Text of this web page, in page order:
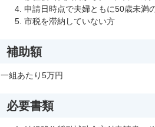
申請日時点で夫婦ともに50歳未満
市税を滞納していない方
補助額
一組あたり5万円
必要書類